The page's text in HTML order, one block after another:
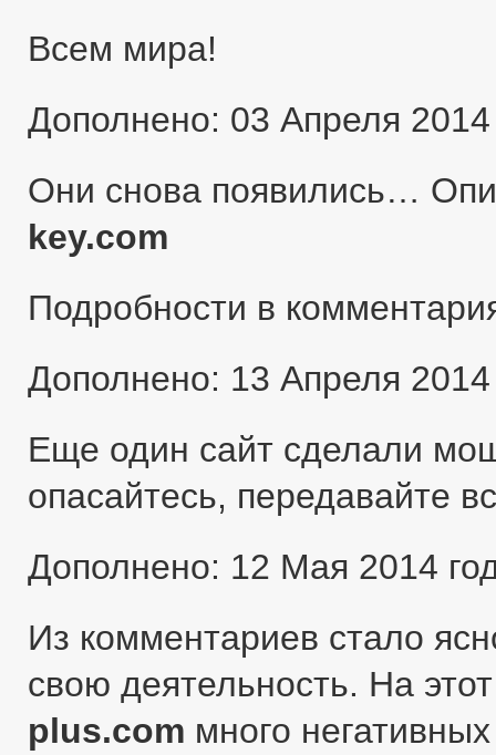
Всем мира!
Дополнено: 03 Апреля 2014
Они снова появились…
key.com
Подробности в
Дополнено: 13 Апреля 2014
Еще один сайт сделали
опасайтесь, передавайте
Дополнено: 12 Мая 2014
Из комментариев стало
свою деятельность. На
plus.com много